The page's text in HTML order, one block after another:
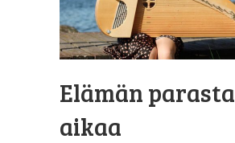
Elämän parasta
aikaa